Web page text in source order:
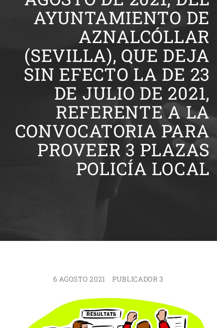
AYUNTAMIENTO DE
AZNALCÓLLAR
(SEVILLA), QUE DEJA
SIN EFECTO LA DE 23
DE JULIO DE 2021,
REFERENTE A LA
CONVOCATORIA PARA
PROVEER 3 PLAZAS
POLICÍA LOCAL
6 AGOSTO 2021 PUBLICADOR 3